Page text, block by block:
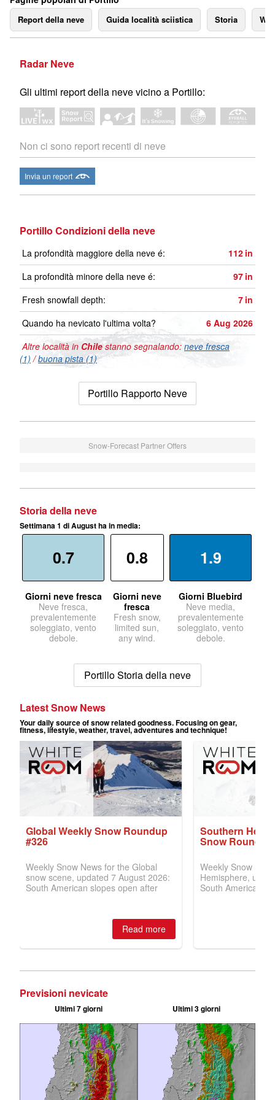
Report della neve Guida località sciistica Storia
Radar Neve
Gli ultimi report della neve vicino a Portillo:
Non ci sono report recenti di neve
Invia un report
Portillo Condizioni della neve
La profondità maggiore della neve é: 112 in
La profondità minore della neve é:
97 in
Fresh snowfall depth:
7 in
Quando ha nevicato l'ultima volta?
6 Aug 2026
Altre località in Chilestanno segnalando: neve fresca
(1) /buona pista (1)
Portillo Rapporto Neve
Snow-Forecast Partner Offers
Storia della neve
Settimana 1 di August ha in media:
0.7
Giorni neve fresca
Neve fresca,
prevalentemente
soleggiato, vento
debole.
0.8
Giorni neve
fresca
Fresh snow,
limited sun,
any wind.
1.9
Giorni Bluebird
Neve media,
prevalentemente
soleggiato, vento
debole.
Portillo Storia della neve
Previsioni nevicate
Ultimi 7 giorni Ultimi 3 giorni